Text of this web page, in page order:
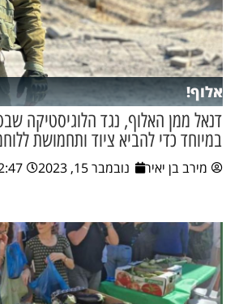
אלוף!
דנאל ממן האלוף, נגד הלוגיסטיקה
במיוחד כדי להביא ציוד ותחמושת
מירב בן יאיר נובמבר 15, 2023 pm